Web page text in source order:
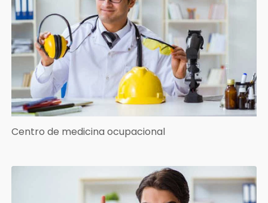
Centro de medicina ocupacional